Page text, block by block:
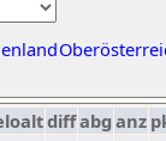
diffabg anz